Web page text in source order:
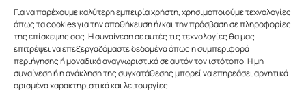
Για να παρέχουμε καλύτερη εμπειρία χρήστη, χρησιμοποιούμε τεχνολογίες
όπως τα cookies για την αποθήκευση ή/και την πρόσβαση σε πληροφορίες
της επίσκεψης σας. Η συναίνεση σε αυτές τις τεχνολογίες θα μας
επιτρέψει να επεξεργαζόμαστε δεδομένα όπως η συμπεριφορά
περιήγησης ή μοναδικά αναγνωριστικά σε αυτόν τον ιστότοπο. Η μη
συναίνεση ή η ανάκληση της συγκατάθεσης μπορεί να επηρεάσει αρνητικά
ορισμένα χαρακτηριστικά και λειτουργίες.